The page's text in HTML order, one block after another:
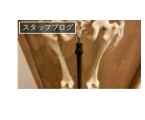
スタッフブログ